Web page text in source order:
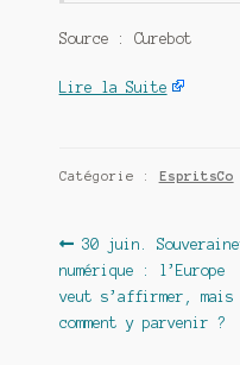
Source : Curebot
Lire la Suite
Catégorie : EspritsCo
Navigation
de
l’article
Article
précédent :
30 juin.
numérique : l’Europe
veut s’affirmer, mais
comment y parvenir ?